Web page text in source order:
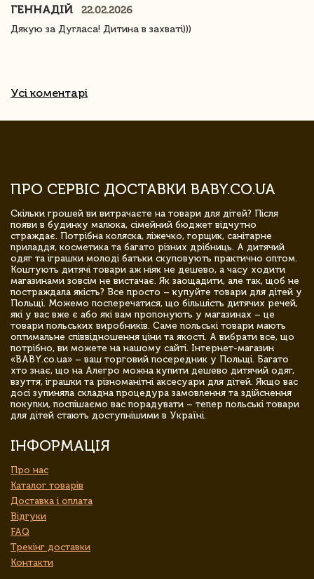
ГЕННАДІЙ
22.02.2026
Дякую за Дугласа! Дитина в захваті)))
Усі коментарі
ПРО СЕРВІС ДОСТАВКИ BABY.CO.UA
Скільки грошей ви витрачаєте на товари для дітей? Після
появи в будинку малюка, сімейний бюджет відчутно
страждає. Потрібна коляска, ліжечко, горщик, санітарне
приладдя, косметика та багато різних дрібниць. А дитячий
одяг та іграшки молоді батьки скуповують практично оптом.
Коштують дитячі товари аж ніяк не дешево, а часу ходити
магазинами зовсім не вистачає. Як заощадити, але так, щоб не
постраждала якість? Все просто – купуйте товари для дітей у
Польщі. Можемо посперечатися, що більшість дитячих речей,
які у вас вже є або які вам пропонують у магазинах – це
товари польських виробників. Саме польські товари мають
оптимальне співвідношення ціни та якості. А вибрати все, що
потрібно, ви можете на нашому сайті. Інтернет-магазин
«BABY.co.ua» – ваш торговий посередник у Польщі. Багато
хто знає, що на Алегро можна купити дешево дитячий одяг,
взуття, іграшки та різноманітні аксесуари для дітей. Якщо вас
досі зупиняла складна процедура замовлення та здійснення
покупки, поспішаємо вас порадувати – тепер польські товари
для дітей стають доступнішими в Україні.
ІНФОРМАЦІЯ
Про нас
Каталог товарів
Доставка і оплата
Відгуки
FAQ
Трекінг доставки
Контакти